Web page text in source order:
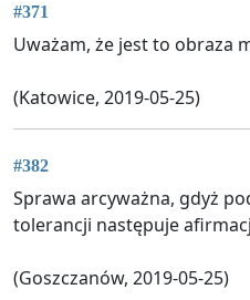
#371
Uważam, że jest to obraza
(Katowice, 2019-05-25)
#382
Sprawa arcyważna, gdyż
tolerancji następuje
(Goszczanów, 2019-05-25)